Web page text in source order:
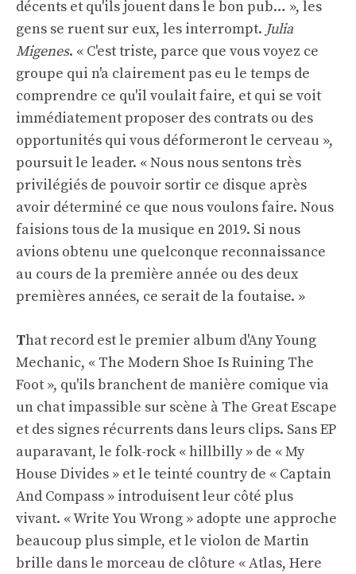
décents et qu'ils jouent dans le bon pub… », les
gens se ruent sur eux, les interrompt. Julia
Migenes. « C'est triste, parce que vous voyez ce
groupe qui n'a clairement pas eu le temps de
comprendre ce qu'il voulait faire, et qui se voit
immédiatement proposer des contrats ou des
opportunités qui vous déformeront le cerveau »,
poursuit le leader. « Nous nous sentons très
privilégiés de pouvoir sortir ce disque après
avoir déterminé ce que nous voulons faire. Nous
faisions tous de la musique en 2019. Si nous
avions obtenu une quelconque reconnaissance
au cours de la première année ou des deux
premières années, ce serait de la foutaise. »
That record est le premier album d'Any Young
Mechanic, « The Modern Shoe Is Ruining The
Foot », qu'ils branchent de manière comique via
un chat impassible sur scène à The Great Escape
et des signes récurrents dans leurs clips. Sans EP
auparavant, le folk-rock « hillbilly » de « My
House Divides » et le teinté country de « Captain
And Compass » introduisent leur côté plus
vivant. « Write You Wrong » adopte une approche
beaucoup plus simple, et le violon de Martin
brille dans le morceau de clôture « Atlas, Here